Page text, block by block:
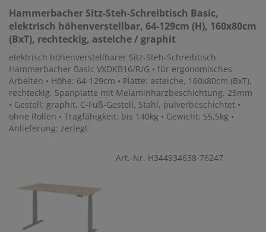
Hammerbacher Sitz-Steh-Schreibtisch Basic,
elektrisch höhenverstellbar, 64-129cm (H), 160x80cm
(BxT), rechteckig, asteiche / graphit
elektrisch höhenverstellbarer Sitz-Steh-Schreibtisch
Hammerbacher Basic VXDKB16/R/G • für ergonomisches
Arbeiten • Höhe: 64-129cm • Platte: asteiche, 160x80cm (BxT),
rechteckig, Spanplatte mit Melaminharzbeschichtung, 25mm
• Gestell: graphit, C-Fuß-Gestell, Stahl, pulverbeschichtet •
ohne Rollen • Tragfähigkeit: bis 140kg • Gewicht: 55,5kg •
Anlieferung: zerlegt
Art.-Nr. H344934638-76247